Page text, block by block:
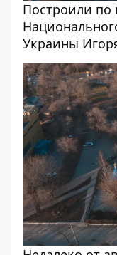
Построили по
Украины